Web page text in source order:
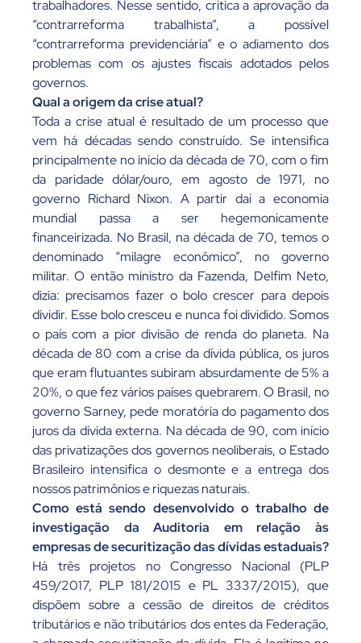
trabalhadores. Nesse sentido, critica a aprovação da
“contrarreforma trabalhista”, a possível
“contrarreforma previdenciária” e o adiamento dos
problemas com os ajustes fiscais adotados pelos
governos.
Qual a origem da crise atual?
Toda a crise atual é resultado de um processo que
vem há décadas sendo construído. Se intensifica
principalmente no início da década de 70, com o fim
da paridade dólar/ouro, em agosto de 1971, no
governo Richard Nixon. A partir daí a economia
mundial passa a ser hegemonicamente
financeirizada. No Brasil, na década de 70, temos o
denominado “milagre econômico”, no governo
militar. O então ministro da Fazenda, Delfim Neto,
dizia: precisamos fazer o bolo crescer para depois
dividir. Esse bolo cresceu e nunca foi dividido. Somos
o país com a pior divisão de renda do planeta. Na
década de 80 com a crise da dívida pública, os juros
que eram flutuantes subiram absurdamente de 5% a
20%, o que fez vários países quebrarem. O Brasil, no
governo Sarney, pede moratória do pagamento dos
juros da dívida externa. Na década de 90, com início
das privatizações dos governos neoliberais, o Estado
Brasileiro intensifica o desmonte e a entrega dos
nossos patrimônios e riquezas naturais.
Como está sendo desenvolvido o trabalho de
investigação da Auditoria em relação às
empresas de securitização das dívidas estaduais?
Há três projetos no Congresso Nacional (PLP
459/2017, PLP 181/2015 e PL 3337/2015), que
dispõem sobre a cessão de direitos de créditos
tributários e não tributários dos entes da Federação,